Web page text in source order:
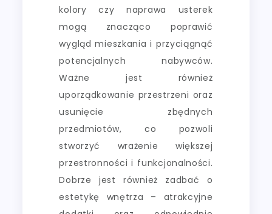
kolory czy naprawa usterek
mogą znacząco poprawić
wygląd mieszkania i przyciągnąć
potencjalnych nabywców.
Ważne jest również
uporządkowanie przestrzeni oraz
usunięcie zbędnych
przedmiotów, co pozwoli
stworzyć wrażenie większej
przestronności i funkcjonalności.
Dobrze jest również zadbać o
estetykę wnętrza – atrakcyjne